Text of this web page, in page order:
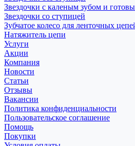
Звездочки с каленым зубом и
Звездочки со ступицей
Зубчатое колесо для ленточных
Натяжитель цепи
Услуги
Акции
Компания
Новости
Статьи
Отзывы
Вакансии
Политика конфиденциальности
Пользовательское соглашение
Помощь
Покупки